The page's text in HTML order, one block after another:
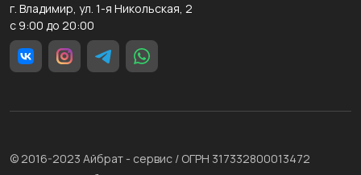
г. Владимир, ул. 1-я Никольская, 2
с 9:00 до 20:00
© 2016-2023 Айбрат - сервис / ОГРН 317332800013472